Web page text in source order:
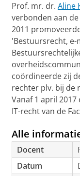
Prof. mr. dr. Aline
verbonden aan
2011
'Bestuursrecht,
coördineerde zij
rechter plv. bij de
Vanaf 1 april
IT-recht van de
Alle
Docent
Datum